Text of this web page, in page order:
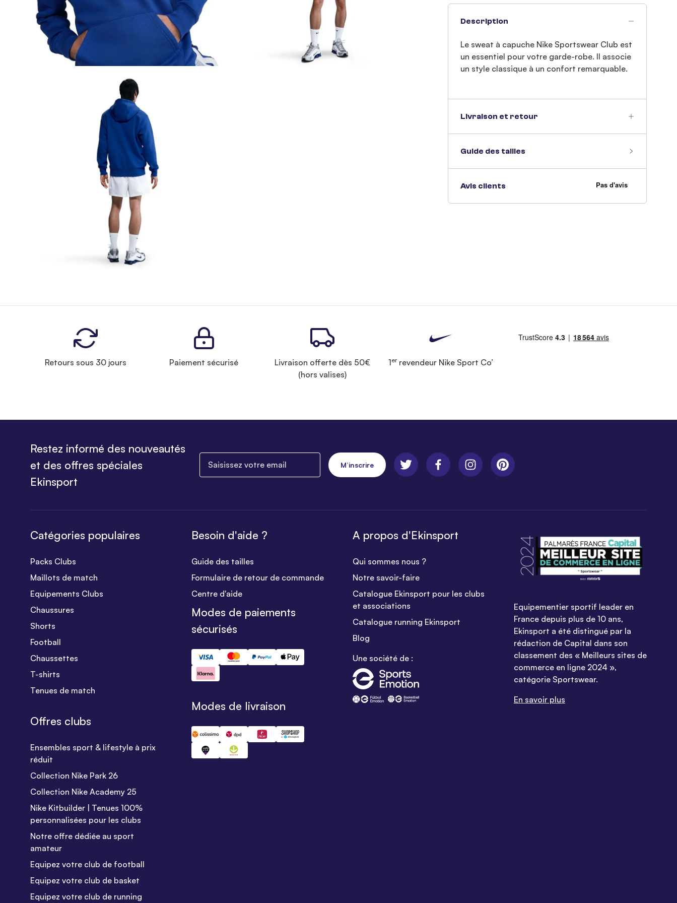
Description
Le sweat à capuche Nike Sportswear Club est
un essentiel pour votre garde-robe. Il associe
un style classique à un confort remarquable.
Livraison et retour
Guide des tailles
Avis clients
Retours sous 30 jours Paiement sécurisé
Livraison offerte dès 50€
(hors valises)
1errevendeur Nike Sport Co’
Restez informé des nouveautés
et des offres spéciales
Ekinsport
Saisissez votre email
M’inscrire
Catégories populaires
Packs Clubs
Maillots de match
Equipements Clubs
Chaussures
Shorts
Football
Chaussettes
T-shirts
Tenues de match
Offres clubs
Ensembles sport & lifestyle à prix
réduit
Collection Nike Park 26
Collection Nike Academy 25
Nike Kitbuilder | Tenues 100%
personnalisées pour les clubs
Notre offre dédiée au sport
amateur
Equipez votre club de football
Equipez votre club de basket
Equipez votre club de running
Besoin d'aide ?
Guide des tailles
Formulaire de retour de commande
Centre d'aide
Modes de paiements
sécurisés
Modes de livraison
A propos d'Ekinsport
Qui sommes nous ?
Notre savoir-faire
Catalogue Ekinsport pour les clubs
et associations
Catalogue running Ekinsport
Blog
Une société de :
Equipementier sportif leader en
France depuis plus de 10 ans,
Ekinsport a été distingué par la
rédaction de Capital dans son
classement des « Meilleurs sites de
commerce en ligne 2024 »,
catégorie Sportswear.
En savoir plus